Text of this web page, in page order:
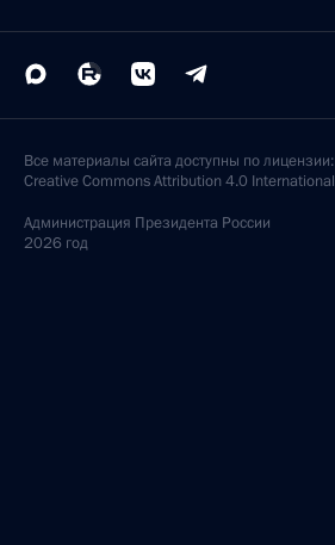
Все материалы сайта доступны по лицензии:
Creative Commons Attribution 4.0 International
Администрация Президента России
2026 год